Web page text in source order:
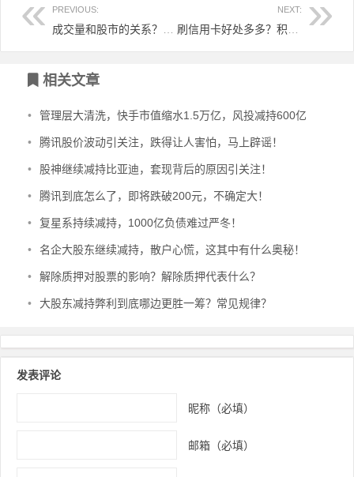
PREVIOUS: NEXT:
文章导航
相关文章
• 管理层大清洗，快手市值缩水1.5万亿，风投减持600亿
• 腾讯股价波动引关注，跌得让人害怕，马上辟谣！
• 股神继续减持比亚迪，套现背后的原因引关注！
• 腾讯到底怎么了，即将跌破200元，不确定大！
• 复星系持续减持，1000亿负债难过严冬！
• 名企大股东继续减持，散户心慌，这其中有什么奥秘！
• 解除质押对股票的影响？解除质押代表什么？
• 大股东减持弊利到底哪边更胜一筹？常见规律？
发表评论
昵称（必填）
邮箱（必填）